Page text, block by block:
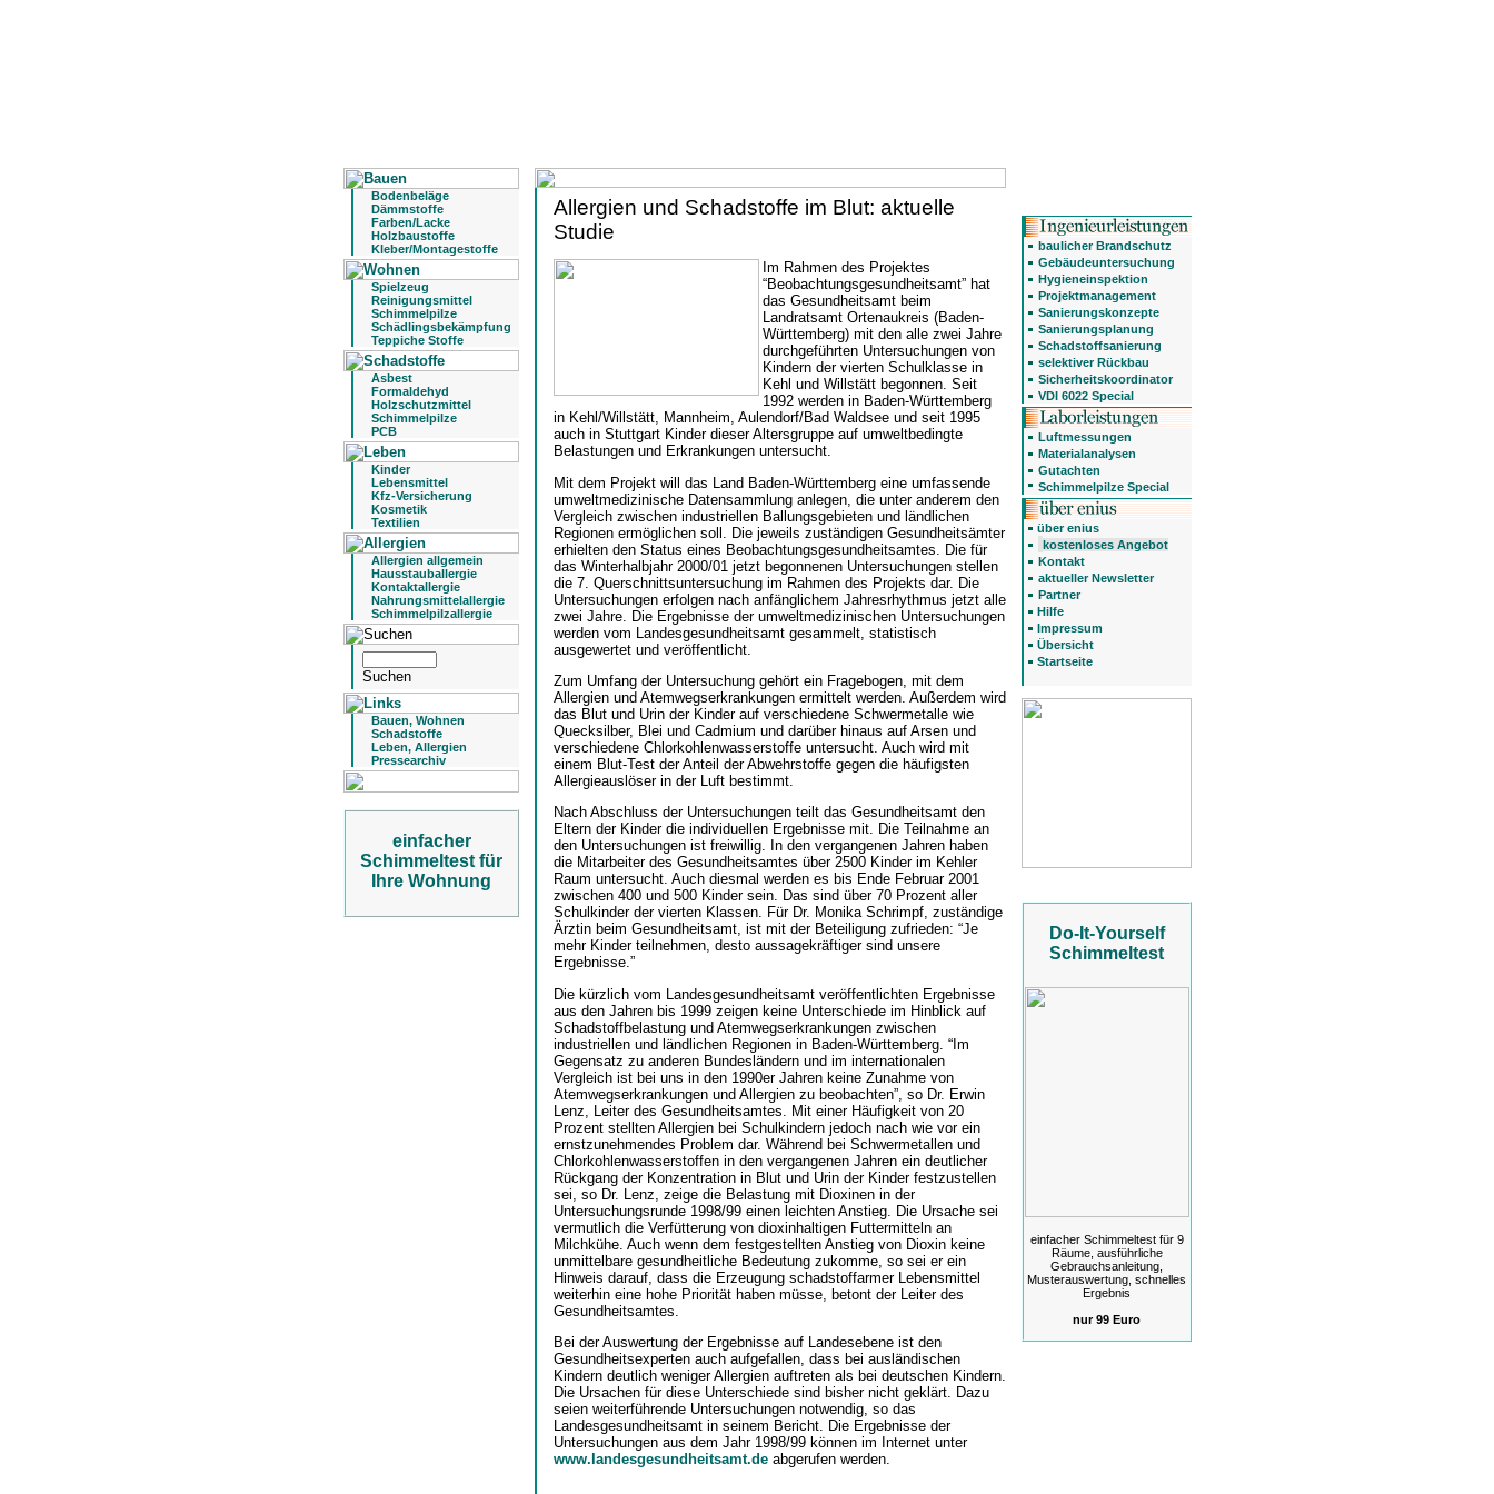
Bodenbeläge
Dämmstoffe
Farben/Lacke
Holzbaustoffe
Kleber/Montagestoffe
Spielzeug
Reinigungsmittel
Schimmelpilze
Schädlingsbekämpfung
Teppiche Stoffe
Asbest
Formaldehyd
Holzschutzmittel
Schimmelpilze
PCB
Kinder
Lebensmittel
Kfz-Versicherung
Kosmetik
Textilien
Allergien allgemein
Hausstauballergie
Kontaktallergie
Nahrungsmittelallergie
Schimmelpilzallergie
Bauen, Wohnen
Schadstoffe
Leben, Allergien
Pressearchiv
einfacher
Schimmeltest für
Ihre Wohnung
Allergien und Schadstoffe im Blut: aktuelle
Studie
Im Rahmen des Projektes
“Beobachtungsgesundheitsamt” hat
das Gesundheitsamt beim
Landratsamt Ortenaukreis (Baden-
Württemberg) mit den alle zwei Jahre
durchgeführten Untersuchungen von
Kindern der vierten Schulklasse in
Kehl und Willstätt begonnen. Seit
1992 werden in Baden-Württemberg
in Kehl/Willstätt, Mannheim, Aulendorf/Bad Waldsee und seit 1995
auch in Stuttgart Kinder dieser Altersgruppe auf umweltbedingte
Belastungen und Erkrankungen untersucht.
Mit dem Projekt will das Land Baden-Württemberg eine umfassende
umweltmedizinische Datensammlung anlegen, die unter anderem den
Vergleich zwischen industriellen Ballungsgebieten und ländlichen
Regionen ermöglichen soll. Die jeweils zuständigen Gesundheitsämter
erhielten den Status eines Beobachtungsgesundheitsamtes. Die für
das Winterhalbjahr 2000/01 jetzt begonnenen Untersuchungen stellen
die 7. Querschnittsuntersuchung im Rahmen des Projekts dar. Die
Untersuchungen erfolgen nach anfänglichem Jahresrhythmus jetzt alle
zwei Jahre. Die Ergebnisse der umweltmedizinischen Untersuchungen
werden vom Landesgesundheitsamt gesammelt, statistisch
ausgewertet und veröffentlicht.
Zum Umfang der Untersuchung gehört ein Fragebogen, mit dem
Allergien und Atemwegserkrankungen ermittelt werden. Außerdem wird
das Blut und Urin der Kinder auf verschiedene Schwermetalle wie
Quecksilber, Blei und Cadmium und darüber hinaus auf Arsen und
verschiedene Chlorkohlenwasserstoffe untersucht. Auch wird mit
einem Blut-Test der Anteil der Abwehrstoffe gegen die häufigsten
Allergieauslöser in der Luft bestimmt.
Nach Abschluss der Untersuchungen teilt das Gesundheitsamt den
Eltern der Kinder die individuellen Ergebnisse mit. Die Teilnahme an
den Untersuchungen ist freiwillig. In den vergangenen Jahren haben
die Mitarbeiter des Gesundheitsamtes über 2500 Kinder im Kehler
Raum untersucht. Auch diesmal werden es bis Ende Februar 2001
zwischen 400 und 500 Kinder sein. Das sind über 70 Prozent aller
Schulkinder der vierten Klassen. Für Dr. Monika Schrimpf, zuständige
Ärztin beim Gesundheitsamt, ist mit der Beteiligung zufrieden: “Je
mehr Kinder teilnehmen, desto aussagekräftiger sind unsere
Ergebnisse.”
Die kürzlich vom Landesgesundheitsamt veröffentlichten Ergebnisse
aus den Jahren bis 1999 zeigen keine Unterschiede im Hinblick auf
Schadstoffbelastung und Atemwegserkrankungen zwischen
industriellen und ländlichen Regionen in Baden-Württemberg. “Im
Gegensatz zu anderen Bundesländern und im internationalen
Vergleich ist bei uns in den 1990er Jahren keine Zunahme von
Atemwegserkrankungen und Allergien zu beobachten”, so Dr. Erwin
Lenz, Leiter des Gesundheitsamtes. Mit einer Häufigkeit von 20
Prozent stellten Allergien bei Schulkindern jedoch nach wie vor ein
ernstzunehmendes Problem dar. Während bei Schwermetallen und
Chlorkohlenwasserstoffen in den vergangenen Jahren ein deutlicher
Rückgang der Konzentration in Blut und Urin der Kinder festzustellen
sei, so Dr. Lenz, zeige die Belastung mit Dioxinen in der
Untersuchungsrunde 1998/99 einen leichten Anstieg. Die Ursache sei
vermutlich die Verfütterung von dioxinhaltigen Futtermitteln an
Milchkühe. Auch wenn dem festgestellten Anstieg von Dioxin keine
unmittelbare gesundheitliche Bedeutung zukomme, so sei er ein
Hinweis darauf, dass die Erzeugung schadstoffarmer Lebensmittel
weiterhin eine hohe Priorität haben müsse, betont der Leiter des
Gesundheitsamtes.
Bei der Auswertung der Ergebnisse auf Landesebene ist den
Gesundheitsexperten auch aufgefallen, dass bei ausländischen
Kindern deutlich weniger Allergien auftreten als bei deutschen Kindern.
Die Ursachen für diese Unterschiede sind bisher nicht geklärt. Dazu
seien weiterführende Untersuchungen notwendig, so das
Landesgesundheitsamt in seinem Bericht. Die Ergebnisse der
Untersuchungen aus dem Jahr 1998/99 können im Internet unter
www.landesgesundheitsamt.de abgerufen werden.
baulicher Brandschutz
Gebäudeuntersuchung
Hygieneinspektion
Projektmanagement
Sanierungskonzepte
Sanierungsplanung
Schadstoffsanierung
selektiver Rückbau
Sicherheitskoordinator
VDI 6022 Special
Luftmessungen
Materialanalysen
Gutachten
Schimmelpilze Special
über enius
kostenloses Angebot
Kontakt
aktueller Newsletter
Partner
Hilfe
Impressum
Übersicht
Startseite
Do-It-Yourself
Schimmeltest
einfacher Schimmeltest für 9
Räume, ausführliche
Gebrauchsanleitung,
Musterauswertung, schnelles
Ergebnis
nur 99 Euro